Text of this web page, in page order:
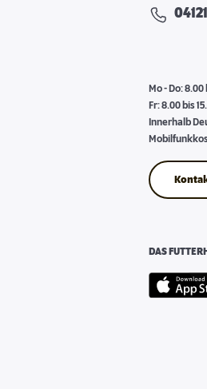
Mo - Do: 8.00
Fr: 8.00 bis
Innerhalb
DAS